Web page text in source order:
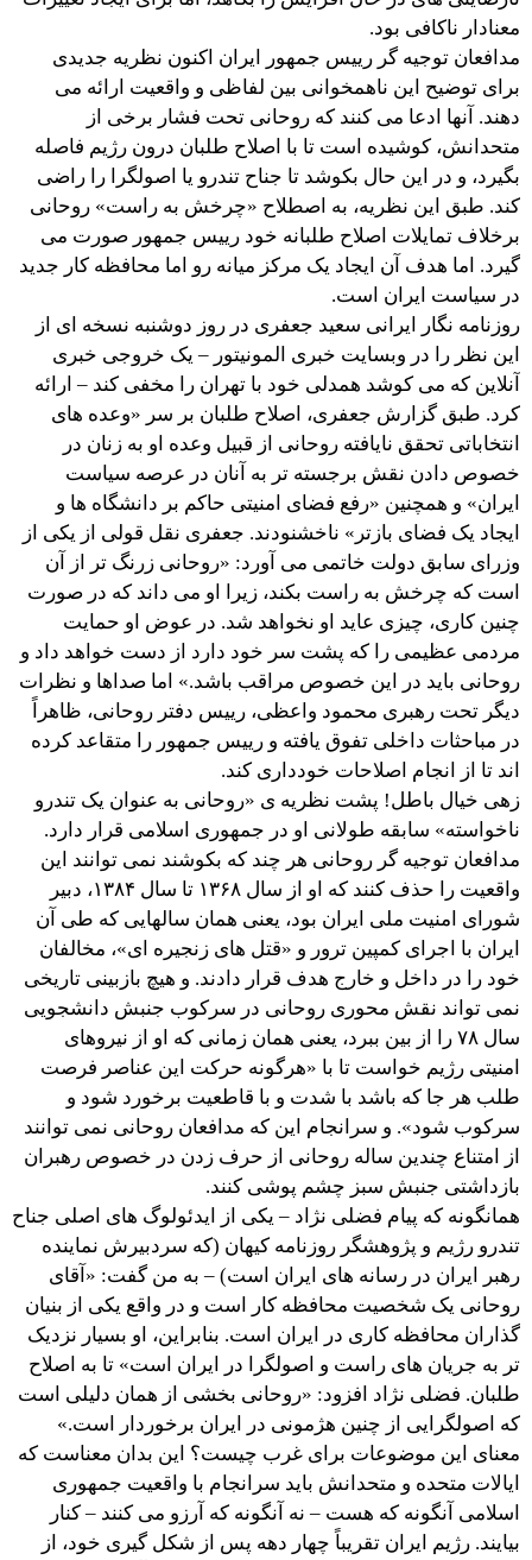
معنادار ناکافی بود.
مدافعان توجیه گر رییس جمهور ایران اکنون نظریه جدیدی
برای توضیح این ناهمخوانی بین لفاظی و واقعیت ارائه می
دهند. آنها ادعا می کنند که روحانی تحت فشار برخی از
متحدانش، کوشیده است تا با اصلاح طلبان درون رژیم فاصله
بگیرد، و در این حال بکوشد تا جناح تندرو یا اصولگرا را راضی
کند. طبق این نظریه، به اصطلاح «چرخش به راست» روحانی
برخلاف تمایلات اصلاح طلبانه خود رییس جمهور صورت می
گیرد. اما هدف آن ایجاد یک مرکز میانه رو اما محافظه کار جدید
در سیاست ایران است.
روزنامه نگار ایرانی سعید جعفری در روز دوشنبه نسخه ای از
این نظر را در وبسایت خبری المونیتور – یک خروجی خبری
آنلاین که می کوشد همدلی خود با تهران را مخفی کند – ارائه
کرد. طبق گزارش جعفری، اصلاح طلبان بر سر «وعده های
انتخاباتی تحقق نایافته روحانی از قبیل وعده او به زنان در
خصوص دادن نقش برجسته تر به آنان در عرصه سیاست
ایران» و همچنین «رفع فضای امنیتی حاکم بر دانشگاه ها و
ایجاد یک فضای بازتر» ناخشنودند. جعفری نقل قولی از یکی از
وزرای سابق دولت خاتمی می آورد: «روحانی زرنگ تر از آن
است که چرخش به راست بکند، زیرا او می داند که در صورت
چنین کاری، چیزی عاید او نخواهد شد. در عوض او حمایت
مردمی عظیمی را که پشت سر خود دارد از دست خواهد داد و
روحانی باید در این خصوص مراقب باشد.» اما صداها و نظرات
دیگر تحت رهبری محمود واعظی، رییس دفتر روحانی، ظاهراً
در مباحثات داخلی تفوق یافته و رییس جمهور را متقاعد کرده
اند تا از انجام اصلاحات خودداری کند.
زهی خیال باطل! پشت نظریه ی «روحانی به عنوان یک تندرو
ناخواسته» سابقه طولانی او در جمهوری اسلامی قرار دارد.
مدافعان توجیه گر روحانی هر چند که بکوشند نمی توانند این
واقعیت را حذف کنند که او از سال ۱۳۶۸ تا سال ۱۳۸۴، دبیر
شورای امنیت ملی ایران بود، یعنی همان سالهایی که طی آن
ایران با اجرای کمپین ترور و «قتل های زنجیره ای»، مخالفان
خود را در داخل و خارج هدف قرار دادند. و هیچ بازبینی تاریخی
نمی تواند نقش محوری روحانی در سرکوب جنبش دانشجویی
سال ۷۸ را از بین ببرد، یعنی همان زمانی که او از نیروهای
امنیتی رژیم خواست تا با «هرگونه حرکت این عناصر فرصت
طلب هر جا که باشد با شدت و با قاطعیت برخورد شود و
سرکوب شود». و سرانجام این که مدافعان روحانی نمی توانند
از امتناع چندین ساله روحانی از حرف زدن در خصوص رهبران
بازداشتی جنبش سبز چشم پوشی کنند.
همانگونه که پیام فضلی نژاد – یکی از ایدئولوگ های اصلی جناح
تندرو رژیم و پژوهشگر روزنامه کیهان (که سردبیرش نماینده
رهبر ایران در رسانه های ایران است) – به من گفت: «آقای
روحانی یک شخصیت محافظه کار است و در واقع یکی از بنیان
گذاران محافظه کاری در ایران است. بنابراین، او بسیار نزدیک
تر به جریان های راست و اصولگرا در ایران است» تا به اصلاح
طلبان. فضلی نژاد افزود: «روحانی بخشی از همان دلیلی است
که اصولگرایی از چنین هژمونی در ایران برخوردار است.»
معنای این موضوعات برای غرب چیست؟ این بدان معناست که
ایالات متحده و متحدانش باید سرانجام با واقعیت جمهوری
اسلامی آنگونه که هست – نه آنگونه که آرزو می کنند – کنار
بیایند. رژیم ایران تقریباً چهار دهه پس از شکل گیری خود، از